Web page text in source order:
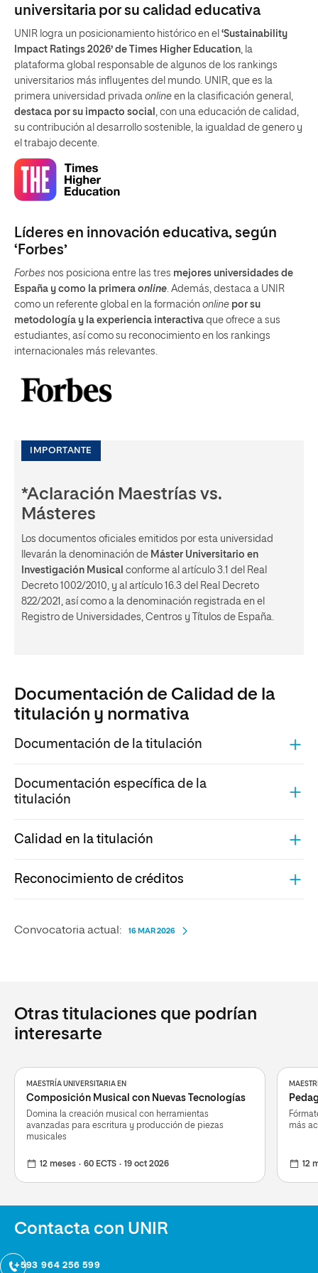
universitaria por su calidad educativa
UNIR logra un posicionamiento histórico en el ‘Sustainability
Impact Ratings 2026’ de Times Higher Education, la
plataforma global responsable de algunos de los rankings
universitarios más influyentes del mundo. UNIR, que es la
primera universidad privada online en la clasificación general,
destaca por su impacto social , con una educación de calidad,
su contribución al desarrollo sostenible, la igualdad de genero y
el trabajo decente.
Líderes en innovación educativa, según
‘Forbes’
Forbes nos posiciona entre las tres mejores universidades de
España y como la primera online. Además, destaca a UNIR
como un referente global en la formación online por su
metodología y la experiencia interactiva que ofrece a sus
estudiantes, así como su reconocimiento en los rankings
internacionales más relevantes.
IMPORTANTE
*Aclaración Maestrías vs.
Másteres
Los documentos oficiales emitidos por esta universidad
llevarán la denominación de Máster Universitario en
Investigación Musical conforme al artículo 3.1 del Real
Decreto 1002/2010, y al artículo 16.3 del Real Decreto
822/2021, así como a la denominación registrada en el
Registro de Universidades, Centros y Títulos de España.
Documentación de Calidad de la
titulación y normativa
Documentación de la titulación
Documentación específica de la
titulación
Calidad en la titulación
Reconocimiento de créditos
Convocatoria actual: 16 MAR 2026
Otras titulaciones que podrían
interesarte
MAESTRÍA UNIVERSITARIA EN
Composición Musical con Nuevas Tecnologías
Domina la creación musical con herramientas
avanzadas para escritura y producción de piezas
musicales
12 meses 60 ECTS 19 oct 2026
más
12
Contacta con UNIR
+593 964 256 599